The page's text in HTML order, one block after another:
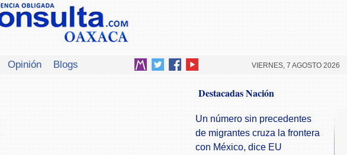
Opinión Blogs VIERNES, 7 AGOSTO 2026
Destacadas Nación
Un número sin precedentes
de migrantes cruza la frontera
con México, dice EU